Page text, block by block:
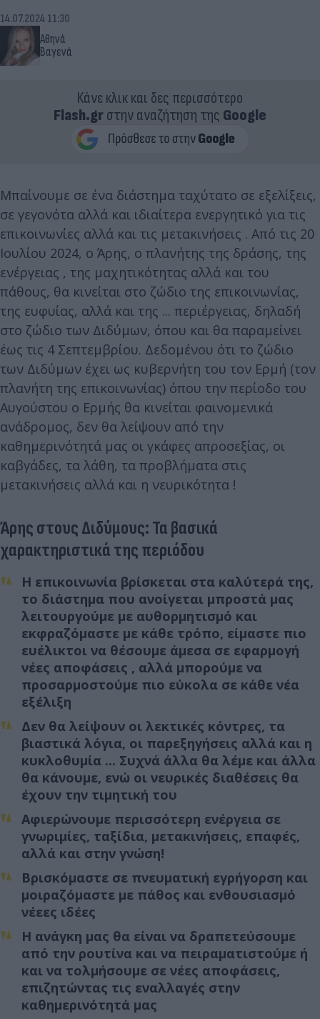
Αθηνά
Βαγενά
14.07.2024 11:30
Κάνε κλικ και δες περισσότερο
Flash.grστην αναζήτηση της Google
Μπαίνουμε σε ένα διάστημα ταχύτατο σε εξελίξεις,
σε γεγονότα αλλά και ιδιαίτερα ενεργητικό για τις
επικοινωνίες αλλά και τις μετακινήσεις . Από τις 20
Ιουλίου 2024, ο Άρης, ο πλανήτης της δράσης, της
ενέργειας , της μαχητικότητας αλλά και του
πάθους, θα κινείται στο ζώδιο της επικοινωνίας,
της ευφυίας, αλλά και της ... περιέργειας, δηλαδή
στο ζώδιο των Διδύμων, όπου και θα παραμείνει
έως τις 4 Σεπτεμβρίου. Δεδομένου ότι το ζώδιο
των Διδύμων έχει ως κυβερνήτη του τον Ερμή (τον
πλανήτη της επικοινωνίας) όπου την περίοδο του
Αυγούστου ο Ερμής θα κινείται φαινομενικά
ανάδρομος, δεν θα λείψουν από την
καθημερινότητά μας οι γκάφες απροσεξίας, οι
καβγάδες, τα λάθη, τα προβλήματα στις
μετακινήσεις αλλά και η νευρικότητα !
Άρης στους Διδύμους: Τα βασικά
χαρακτηριστικά της περιόδου
Η επικοινωνία βρίσκεται στα καλύτερά της,
το διάστημα που ανοίγεται μπροστά μας
λειτουργούμε με αυθορμητισμό και
εκφραζόμαστε με κάθε τρόπο, είμαστε πιο
ευέλικτοι να θέσουμε άμεσα σε εφαρμογή
νέες αποφάσεις , αλλά μπορούμε να
προσαρμοστούμε πιο εύκολα σε κάθε νέα
εξέλιξη
Δεν θα λείψουν οι λεκτικές κόντρες, τα
βιαστικά λόγια, οι παρεξηγήσεις αλλά και η
κυκλοθυμία ... Συχνά άλλα θα λέμε και άλλα
θα κάνουμε, ενώ οι νευρικές διαθέσεις θα
έχουν την τιμητική του
Αφιερώνουμε περισσότερη ενέργεια σε
γνωριμίες, ταξίδια, μετακινήσεις, επαφές,
αλλά και στην γνώση!
Βρισκόμαστε σε πνευματική εγρήγορση και
μοιραζόμαστε με πάθος και ενθουσιασμό
νέεες ιδέες
Η ανάγκη μας θα είναι να δραπετεύσουμε
από την ρουτίνα και να πειραματιστούμε ή
και να τολμήσουμε σε νέες αποφάσεις,
επιζητώντας τις εναλλαγές στην
καθημερινότητά μας